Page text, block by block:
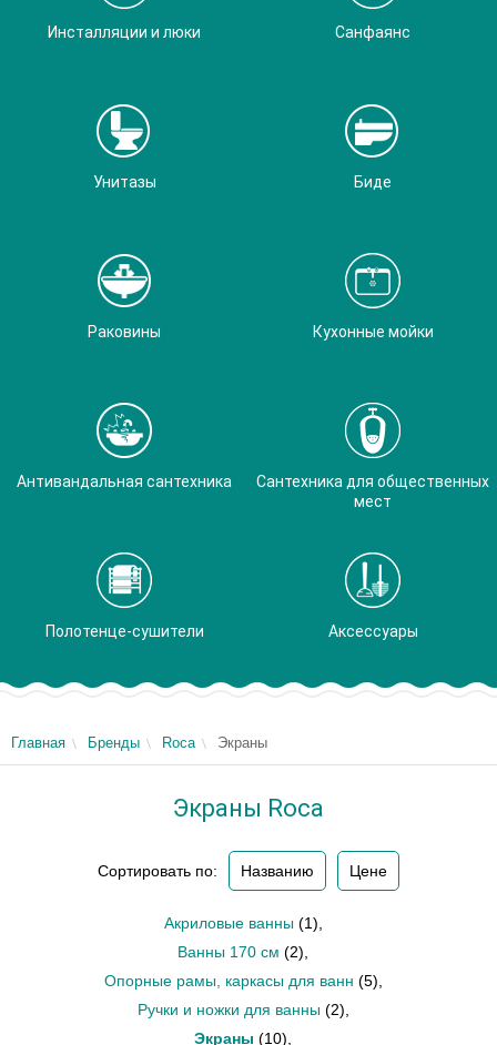
Инсталляции и люки Санфаянс
Унитазы Биде
Раковины Кухонные мойки
Антивандальная сантехника
Сантехника для общественных
мест
Полотенце-сушители Аксессуары
Главная Бренды Roca Экраны
Экраны Roca
Сортировать по: Названию Цене
Акриловые ванны (1)
Ванны 170 см (2)
Опорные рамы, каркасы для ванн (5)
Ручки и ножки для ванны (2)
Экраны (10)